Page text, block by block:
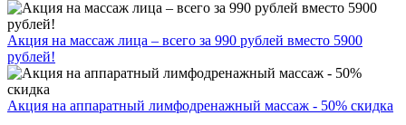
Акция на массаж лица – всего за 990 рублей вместо 5900
рублей!
Акция на аппаратный лимфодренажный массаж - 50% скидка